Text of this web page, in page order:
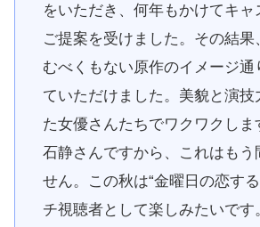
をいただき、何年もかけてキャ
ご提案を受けました。その結果
むべくもない原作のイメージ通
ていただけました。美貌と演技
た女優さんたちでワクワクしま
石静さんですから、これはもう
せん。この秋は“金曜日の恋す
チ視聴者として楽しみたいです